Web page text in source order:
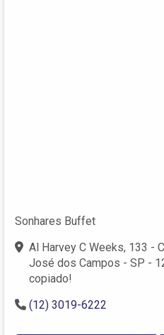
Sonhares Buffet
Al Harvey C Weeks, 133 -
José dos Campos - SP -
copiado!
(12) 3019-6222